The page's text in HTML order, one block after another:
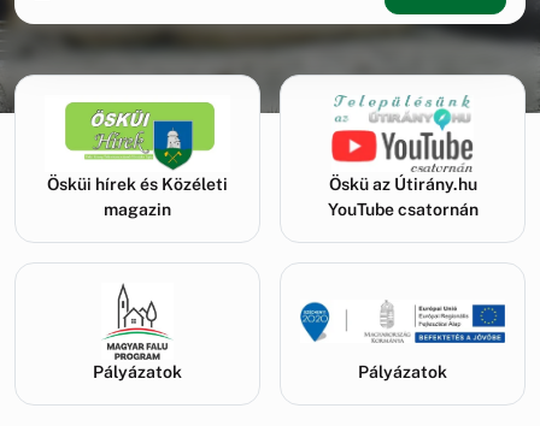
Támogatási információk
Ösküi hírek és Közéleti
magazin
Öskü az Útirány.hu
YouTube csatornán
Pályázatok Pályázatok